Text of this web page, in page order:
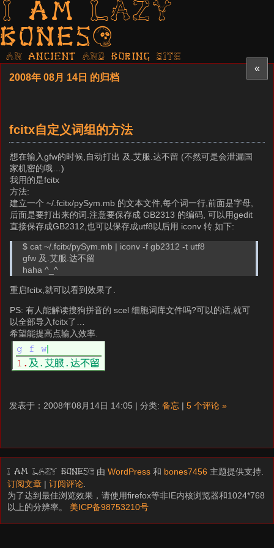
I am LAZY
bones?
AN ancient AND boring SITE
«
2008年 08月 14日 的归档
fcitx自定义词组的方法
想在输入gfw的时候,自动打出 及.艾服.达不留 (不然可是会泄漏国
家机密的哦…)
我用的是fcitx
方法:
建立一个 ~/.fcitx/pySym.mb 的文本文件,每个词一行,前面是字母,
后面是要打出来的词.注意要保存成 GB2313 的编码, 可以用gedit
直接保存成GB2312,也可以保存成utf8以后用 iconv 转.如下:
$ cat ~/.fcitx/pySym.mb | iconv -f gb2312 -t utf8
gfw 及.艾服.达不留
haha ^_^
重启fcitx,就可以看到效果了.
PS: 有人能解读搜狗拼音的 scel 细胞词库文件吗?可以的话,就可
以全部导入fcitx了…
希望能提高点输入效率.
发表于：2008年08月14日 14:05 | 分类: 备忘 | 5 个评论 »
I am LAZY bones? 由WordPress 和 bones7456 主题提供支持.
订阅文章 |订阅评论
为了达到最佳浏览效果，请使用firefox等非IE内核浏览器和1024*768
以上的分辨率。 美ICP备98753210号